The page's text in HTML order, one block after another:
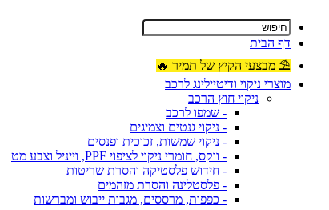
דף הבית
⛱ מבצעי הקיץ של תמיר 🔥
מוצרי ניקוי ודיטיילינג לרכב
ניקוי חוץ הרכב
- שמפו לרכב
- ניקוי גנטים וצמיגים
- ניקוי שמשות, זכוכית ופנסים
- ווקס, חומרי ניקוי לציפוי PPF, וייניל וצבע מט
- חידוש פלסטיקה והסרת שריטות
- פלסטלינה והסרת מזהמים
- כפפות, מרססים, מגבות ייבוש ומברשות